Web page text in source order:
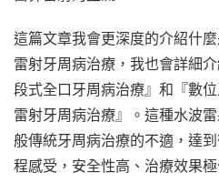
這篇文章我會更深度的介紹什
雷射牙周病治療，我也會詳細
段式全口牙周病治療』和『數
雷射牙周病治療』。這種水波
般傳統牙周病治療的不適，達
程感受，安全性高、治療效果極